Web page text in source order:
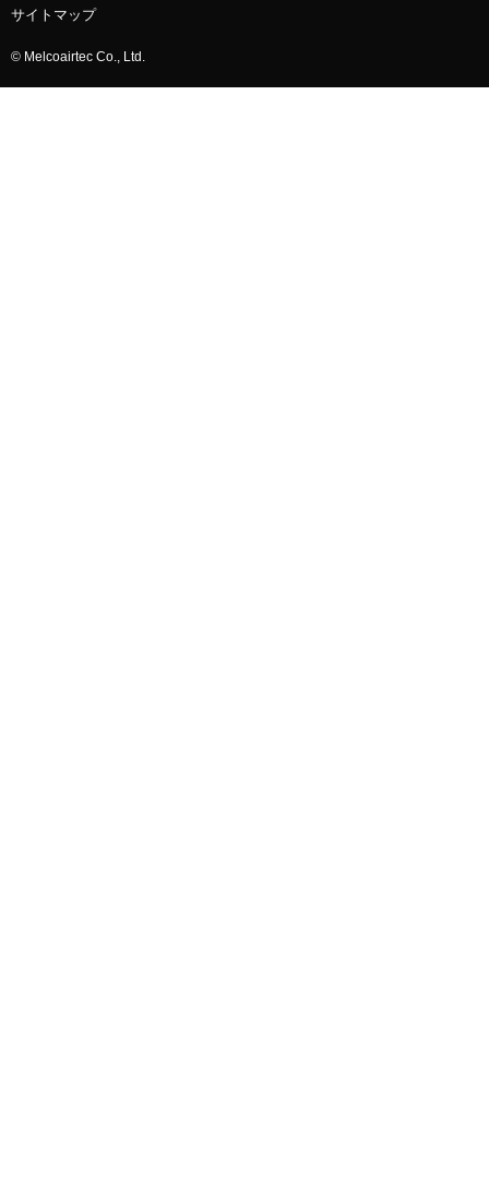
サイトマップ
© Melcoairtec Co., Ltd.